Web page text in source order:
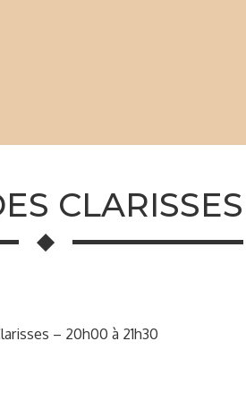
CLARISSES
– 20h00 à 21h30